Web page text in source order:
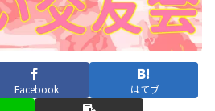
Facebook はてブ